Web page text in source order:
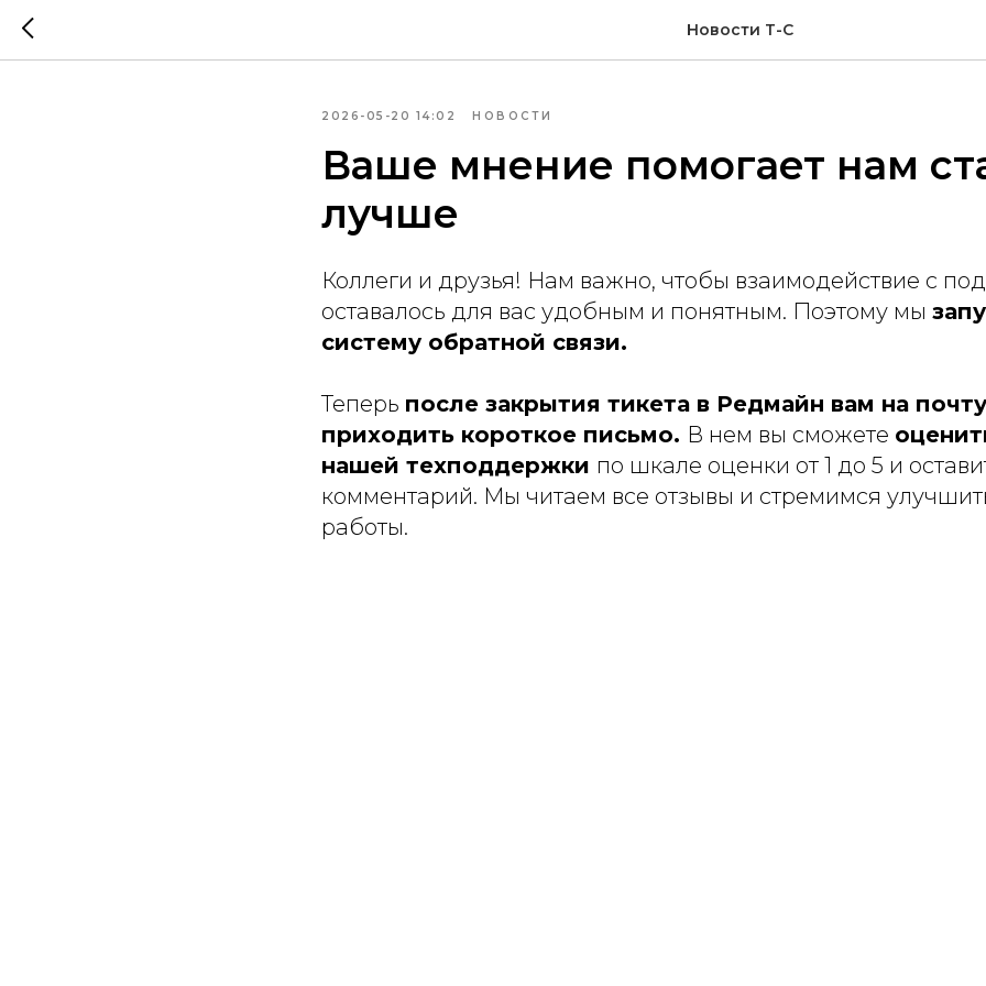
Новости Т-С
2026-05-20 14:02 НОВОСТИ
Ваше мнение помогает нам
лучше
Коллеги и друзья! Нам важно, чтобы взаимодействие с
оставалось для вас удобным и понятным. Поэтому мы
систему обратной связи.
Теперь после закрытия тикета в Редмайн вам на
приходить короткое письмо. В нем вы сможете
нашей техподдержки по шкале оценки от 1 до 5 и
комментарий. Мы читаем все отзывы и стремимся
работы.